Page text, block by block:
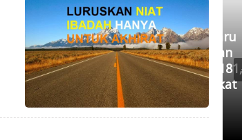
Komisi III DPRD Pekanbaru
Fasilitasi Mediasi Dugaan
Kekerasan Murid di SDN 181,
Kedua Pihak Mulai Sepakat
Damai